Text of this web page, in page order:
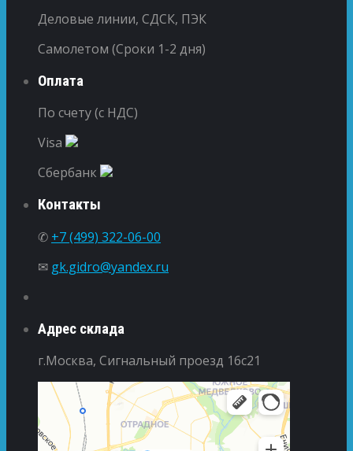
Деловые линии, СДСК, ПЭК
Самолетом (Сроки 1-2 дня)
Оплата
По счету (с НДС)
Visa
Сбербанк
Контакты
✆ +7 (499) 322-06-00
✉ gk.gidro@yandex.ru
Адрес склада
г.Москва, Сигнальный проезд 16с21